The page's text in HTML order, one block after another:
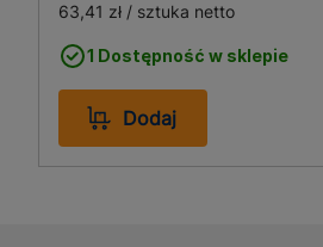
63,41 zł / sztuka netto
1 Dostępność w sklepie
Dodaj